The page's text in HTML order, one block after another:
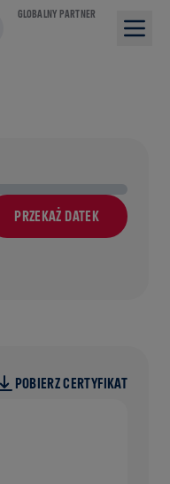
GLOBALNY PARTNER
PRZEKAŻ DATEK
POBIERZ CERTYFIKAT